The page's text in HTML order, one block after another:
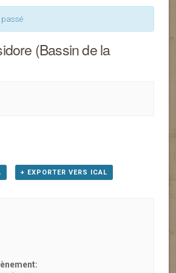
passé
(Bassin de la
+ EXPORTER VERS ICAL